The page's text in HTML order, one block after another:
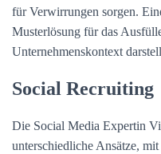
für Verwirrungen sorgen.
Musterlösung für das
Unternehmenskontext
Social Recruiting
Die Social Media Expertin
unterschiedliche Ansätze,